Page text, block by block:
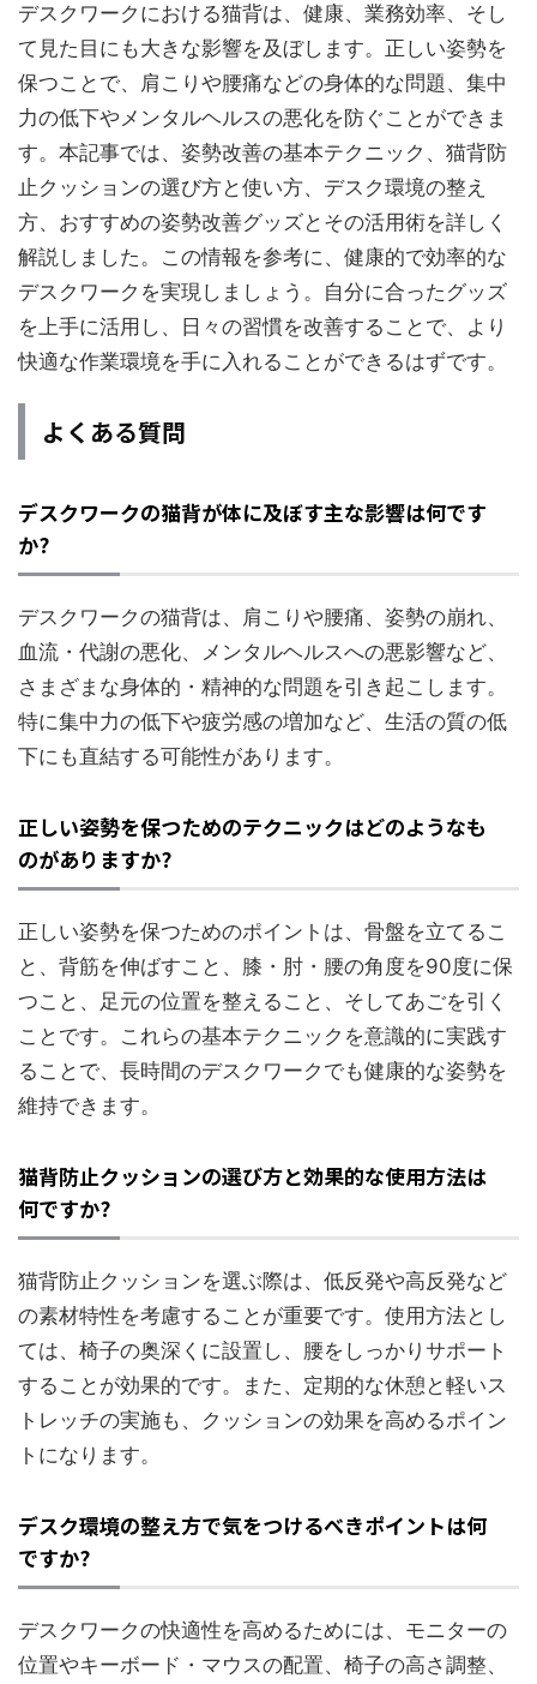
デスクワークにおける猫背は、健康、業務効率、そし
て見た目にも大きな影響を及ぼします。正しい姿勢を
保つことで、肩こりや腰痛などの身体的な問題、集中
力の低下やメンタルヘルスの悪化を防ぐことができま
す。本記事では、姿勢改善の基本テクニック、猫背防
止クッションの選び方と使い方、デスク環境の整え
方、おすすめの姿勢改善グッズとその活用術を詳しく
解説しました。この情報を参考に、健康的で効率的な
デスクワークを実現しましょう。自分に合ったグッズ
を上手に活用し、日々の習慣を改善することで、より
快適な作業環境を手に入れることができるはずです。
よくある質問
デスクワークの猫背が体に及ぼす主な影響は何です
か?
デスクワークの猫背は、肩こりや腰痛、姿勢の崩れ、
血流・代謝の悪化、メンタルヘルスへの悪影響など、
さまざまな身体的・精神的な問題を引き起こします。
特に集中力の低下や疲労感の増加など、生活の質の低
下にも直結する可能性があります。
正しい姿勢を保つためのテクニックはどのようなも
のがありますか?
正しい姿勢を保つためのポイントは、骨盤を立てるこ
と、背筋を伸ばすこと、膝・肘・腰の角度を90度に保
つこと、足元の位置を整えること、そしてあごを引く
ことです。これらの基本テクニックを意識的に実践す
ることで、長時間のデスクワークでも健康的な姿勢を
維持できます。
猫背防止クッションの選び方と効果的な使用方法は
何ですか?
猫背防止クッションを選ぶ際は、低反発や高反発など
の素材特性を考慮することが重要です。使用方法とし
ては、椅子の奥深くに設置し、腰をしっかりサポート
することが効果的です。また、定期的な休憩と軽いス
トレッチの実施も、クッションの効果を高めるポイン
トになります。
デスク環境の整え方で気をつけるべきポイントは何
ですか?
デスクワークの快適性を高めるためには、モニターの
位置やキーボード・マウスの配置、椅子の高さ調整、